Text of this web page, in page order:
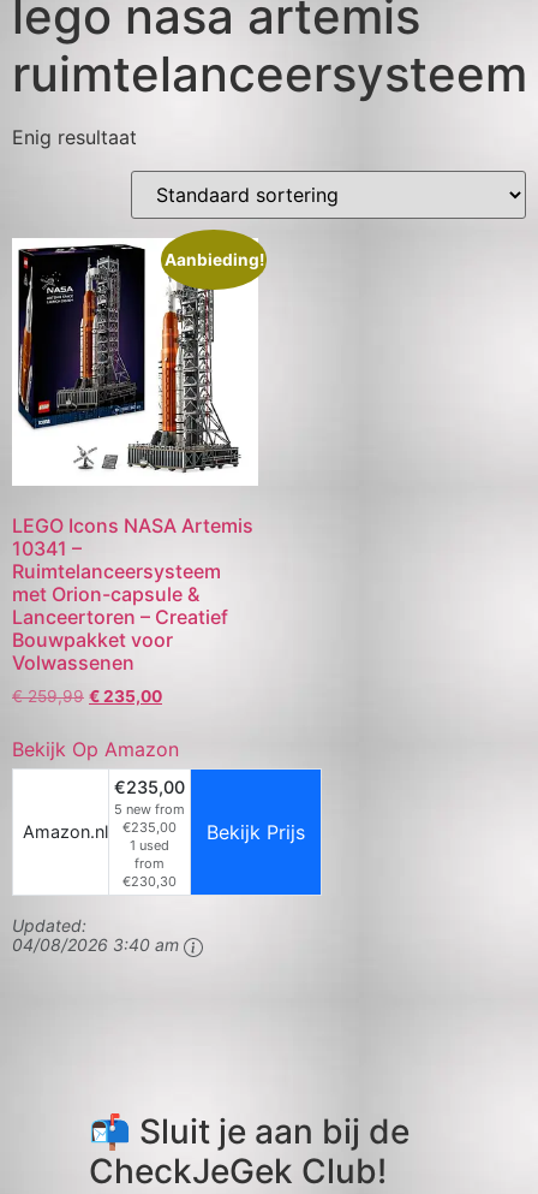
lego nasa artemis
ruimtelanceersysteem
Enig resultaat
Aanbieding!
LEGO Icons NASA Artemis
10341 –
Ruimtelanceersysteem
met Orion-capsule &
Lanceertoren – Creatief
Bouwpakket voor
Volwassenen
€259,99 €235,00
Bekijk Op Amazon
Amazon.nl
€235,00
5 new from
€235,00
1 used
from
€230,30
Bekijk Prijs
Updated:
04/08/2026 3:40 am
📬 Sluit je aan bij de
CheckJeGek Club!